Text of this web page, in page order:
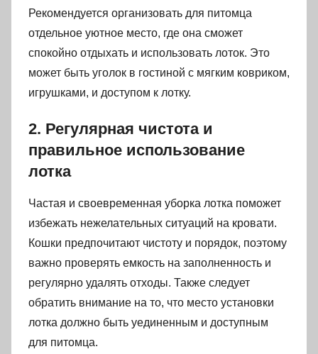
Рекомендуется организовать для питомца
отдельное уютное место, где она сможет
спокойно отдыхать и использовать лоток. Это
может быть уголок в гостиной с мягким ковриком,
игрушками, и доступом к лотку.
2. Регулярная чистота и
правильное использование
лотка
Частая и своевременная уборка лотка поможет
избежать нежелательных ситуаций на кровати.
Кошки предпочитают чистоту и порядок, поэтому
важно проверять емкость на заполненность и
регулярно удалять отходы. Также следует
обратить внимание на то, что место установки
лотка должно быть уединенным и доступным
для питомца.